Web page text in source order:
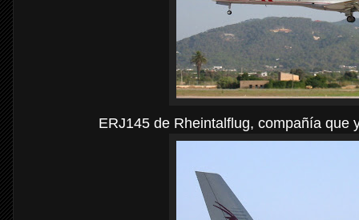
ERJ145 de Rheintalflug, compañía que